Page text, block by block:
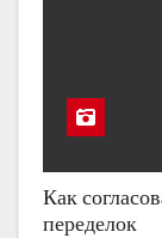
Как
переделок